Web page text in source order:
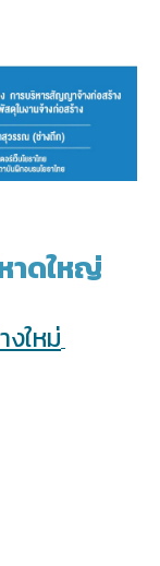
าดใหญ่
งใหม่